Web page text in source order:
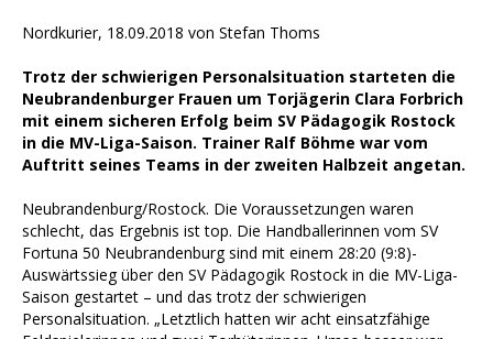
Nordkurier, 18.09.2018 von Stefan Thoms
Trotz der schwierigen Personalsituation starteten die
Neubrandenburger Frauen um Torjägerin Clara Forbrich
mit einem sicheren Erfolg beim SV Pädagogik Rostock
in die MV-Liga-Saison. Trainer Ralf Böhme war vom
Auftritt seines Teams in der zweiten Halbzeit angetan.
Neubrandenburg/Rostock. Die Voraussetzungen waren
schlecht, das Ergebnis ist top. Die Handballerinnen vom SV
Fortuna 50 Neubrandenburg sind mit einem 28:20 (9:8)-
Auswärtssieg über den SV Pädagogik Rostock in die MV-Liga-
Saison gestartet – und das trotz der schwierigen
Personalsituation. „Letztlich hatten wir acht einsatzfähige